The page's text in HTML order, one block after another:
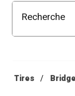
Recherche
Tires